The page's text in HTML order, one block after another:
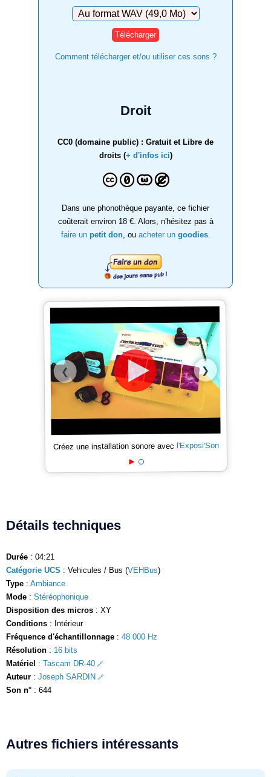
Télécharger
Comment télécharger et/ou utiliser ces sons ?
Droit
CC0 (domaine public) : Gratuit et Libre de
droits (+ d'infos ici)
Dans une phonothèque payante, ce fichier
coûterait environ 18 €. Alors, n'hésitez pas à
faire un petit don, ou acheter un goodies.
❮ ❯
Créez une installation sonore avec l'Exposi'Son
Détails techniques
Durée : 04:21
Catégorie UCS : Vehicules / Bus (VEHBus)
Type : Ambiance
Mode : Stéréophonique
Disposition des micros : XY
Conditions : Intérieur
Fréquence d'échantillonnage : 48 000 Hz
Résolution : 16 bits
Matériel : Tascam DR-40
Auteur : Joseph SARDIN
Son n° : 644
Autres fichiers intéressants